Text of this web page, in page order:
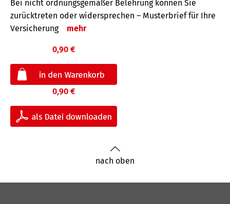
Bei nicht ordnungsgemäßer Belehrung können Sie
zurücktreten oder widersprechen – Musterbrief für Ihre
Versicherung
mehr
0,90 €
0,90 €
nach oben